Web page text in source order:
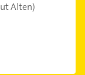
Alten)